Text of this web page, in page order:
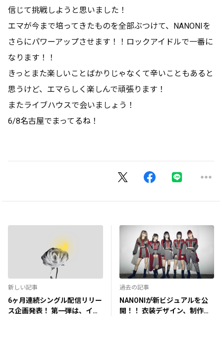
信じて挑戦しようと思いました！
エマが今まで培ってきたものを全部ぶつけて、NANONIを
さらにパワーアップさせます！！ロックアイドルで一番に
なります！！
きっとまた楽しいことばかりじゃなくて辛いこともあると
思うけど、エマらしく楽しんで頑張ります！
またライブハウスで会いましょう！
6/8名古屋でまってるね！
新しい記事
6ヶ月連続シングル配信リリー
ス企画発表！ 第一弾は、イキ
過去の記事
NANONIが新ビジュアルを公
開！！ 衣装デザイン、制作、